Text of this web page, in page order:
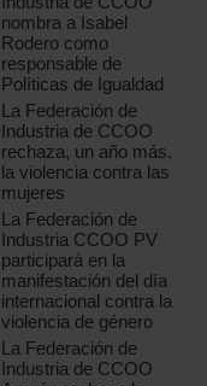
nombra a Isabel
Rodero como
responsable de
Políticas de Igualdad
La Federación de
Industria de CCOO
rechaza, un año más,
la violencia contra las
mujeres
La Federación de
Industria CCOO PV
participará en la
manifestación del día
internacional contra la
violencia de género
La Federación de
Industria de CCOO